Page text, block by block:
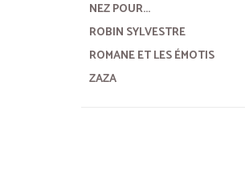
NEZ POUR...
ROBIN SYLVESTRE
ROMANE ET LES ÉMOTIS
ZAZA